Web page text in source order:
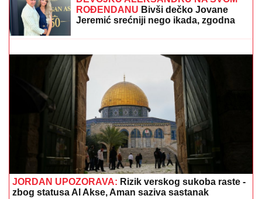
"TO JE TUŽNO, NISAM ZNALA ŠTA JE MORE, PRVI
MOMAK ME ODVEO"Seka Aleksić na ivici suza
otkrila kada je prvi put otišla na letovanje i umalo se
rasplakala
BEOGRAĐANIN ZBOG 3.000 DINARA
DOŽIVEO ŠOK NA GRANICI:Morao da
izađe iz autobusa, kazna ga koštala
letovanja